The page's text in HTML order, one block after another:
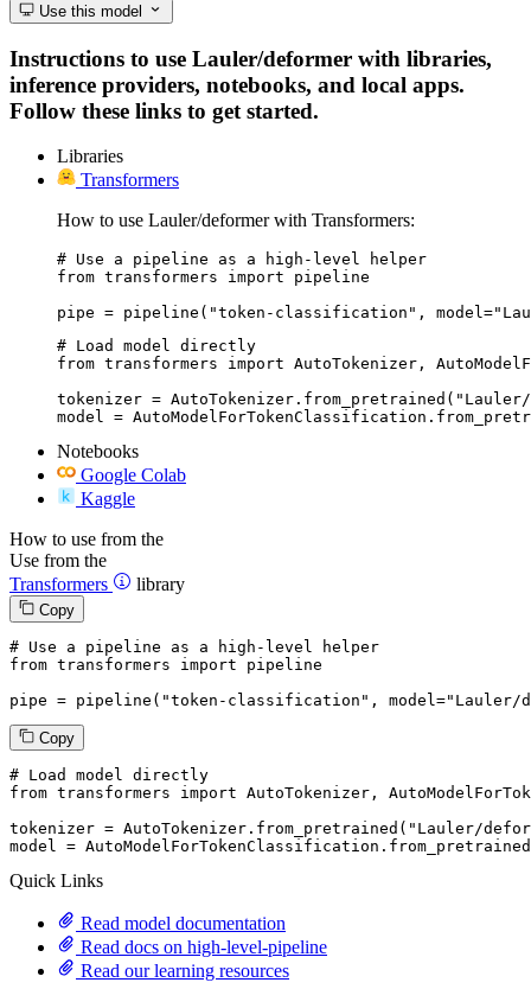
Use this model
Instructions to use Lauler/deformer with libraries,
inference providers, notebooks, and local apps.
Follow these links to get started.
Libraries
Transformers
How to use Lauler/deformer with Transformers:
# Use a pipeline as a high-level helper
from transformers import pipeline
pipe = pipeline("token-classification",
# Load model directly
from transformers import AutoTokenizer,
tokenizer =
model =
Notebooks
Google Colab
Kaggle
How to use from the
Use from the
Transformers
library
Copy
# Use a pipeline as a high-level helper
from transformers import pipeline
pipe = pipeline( "token-classification" , model="Lauler/
Copy
# Load model directly
from transformers import AutoTokenizer,
tokenizer = AutoTokenizer.from_pretrained( "Lauler/
model =
Quick Links
Read model documentation
Read docs on high-level-pipeline
Read our learning resources